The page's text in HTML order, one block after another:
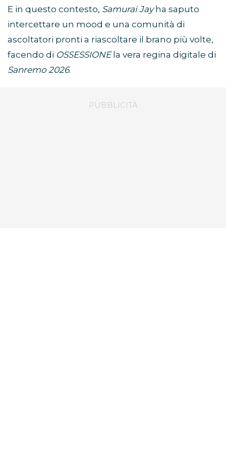
E in questo contesto, Samurai Jayha saputo
intercettare un mood e una comunità di
ascoltatori pronti a riascoltare il brano più volte,
facendo di OSSESSIONEla vera regina digitale di
Sanremo 2026.